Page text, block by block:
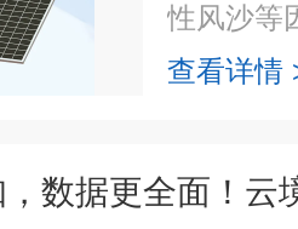
性风沙等
查看详情